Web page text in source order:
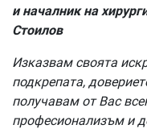
и началник на
Стоилов
Изказвам своята
подкрепата,
получавам от Вас
професионализъм и